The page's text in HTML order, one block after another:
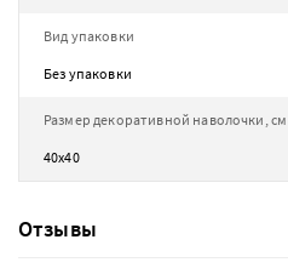
Вид упаковки
Без упаковки
Размер декоративной наволочки, см
40х40
Отзывы